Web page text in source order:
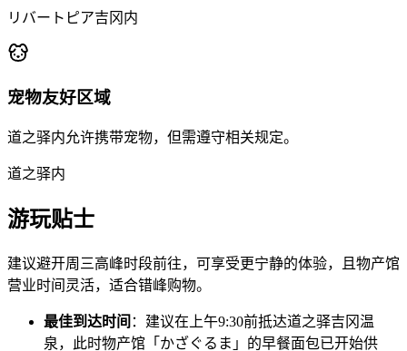
リバートピア吉冈内
宠物友好区域
道之驿内允许携带宠物，但需遵守相关规定。
道之驿内
游玩贴士
建议避开周三高峰时段前往，可享受更宁静的体验，且物产馆
营业时间灵活，适合错峰购物。
最佳到达时间 ：建议在上午9:30前抵达道之驿吉冈温
泉，此时物产馆「かざぐるま」的早餐面包已开始供